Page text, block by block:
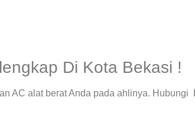
Di Kota Bekasi !
AC alat berat Anda pada ahlinya.